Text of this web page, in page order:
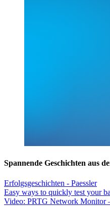
Spannende Geschichten aus
Erfolgsgeschichten - Paessler
Easy ways to quickly test your
Video: PRTG Network Monitor